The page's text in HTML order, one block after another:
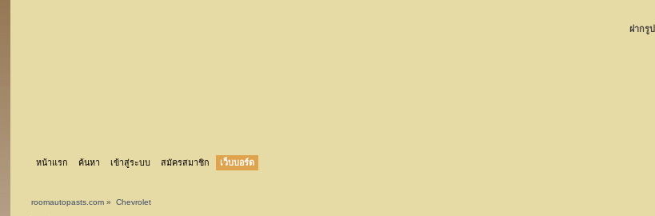
ฝากรูป
หน้าแรก ค้นหา เข้าสู่ระบบ สมัครสมาชิก เว็บบอร์ด
roomautopasts.com » Chevrolet